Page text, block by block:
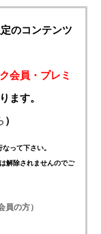
のコンテンツ
会員・プレミ
ます。
）
って下さい。
解除されませんのでご
員の方）